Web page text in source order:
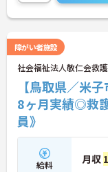
障がい者施設
社会福祉法人敬仁会救
【鳥取県／米
8ヶ月実績◎救
員》
給料 月収